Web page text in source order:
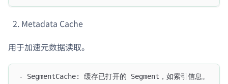
Metadata Cache
用于加速元数据读取。
- SegmentCache: 缓存已打开的 Segment，如索引信息。